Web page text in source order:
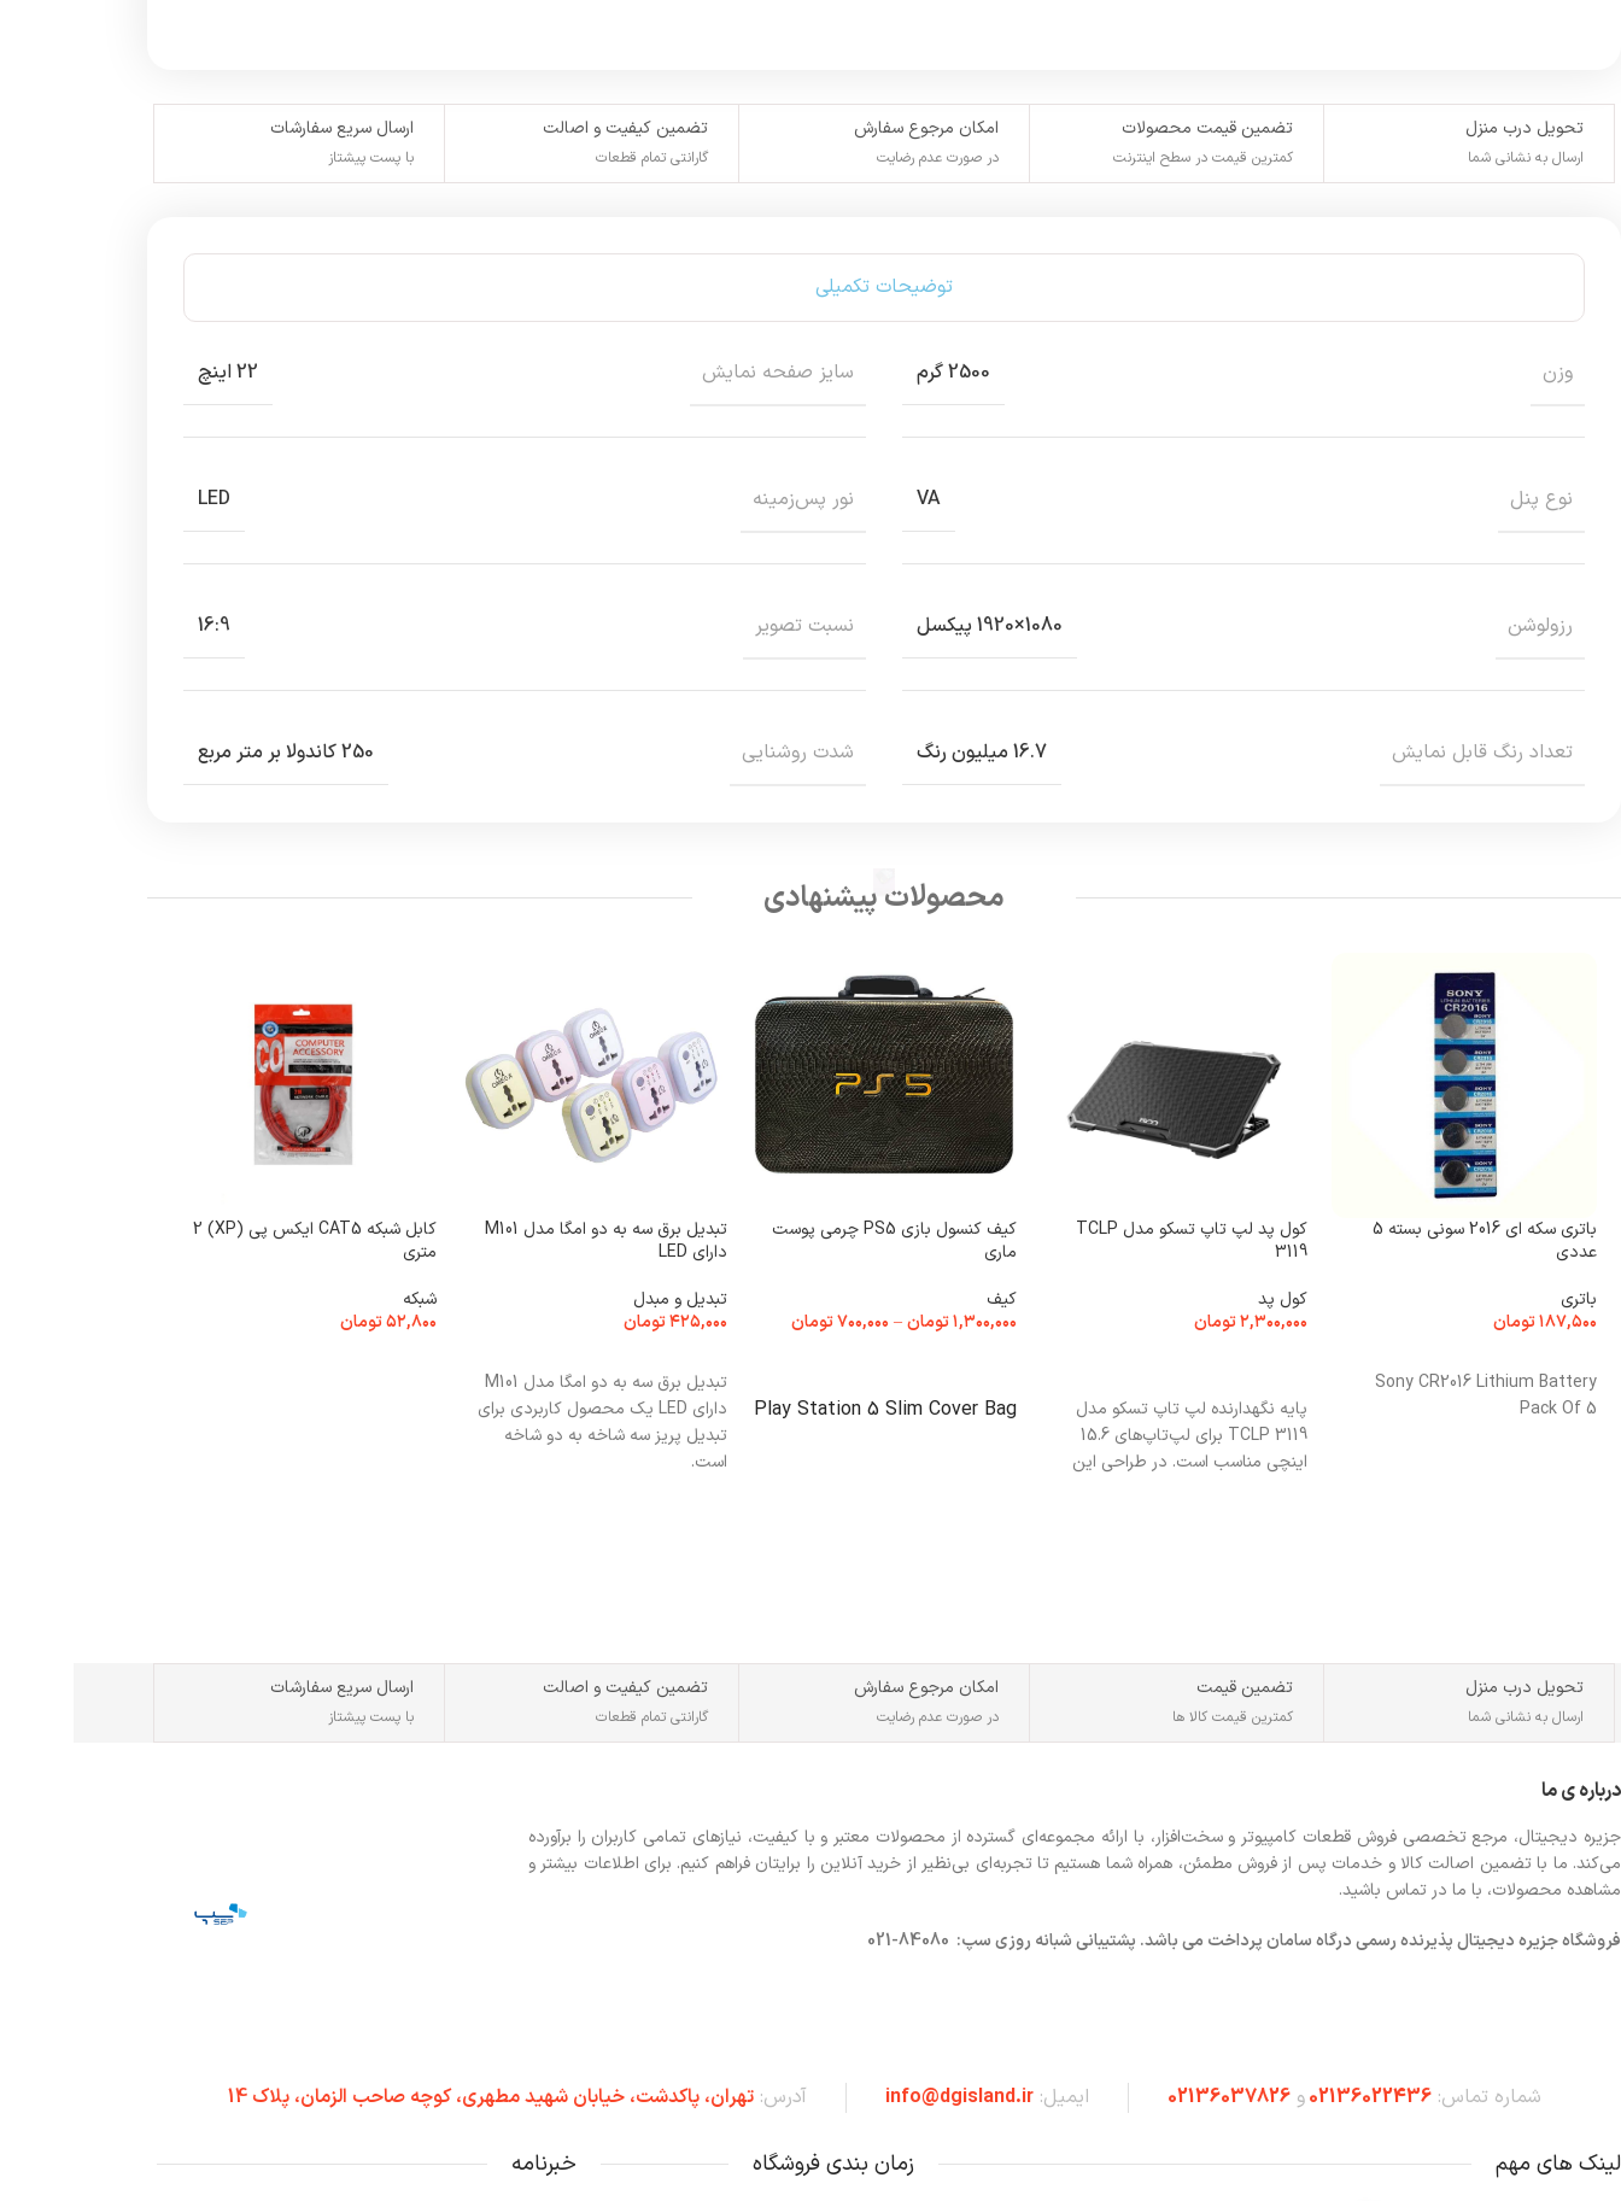
تحویل درب منزل
ارسال به نشانی شما
تضمین قیمت محصولات
کمترین قیمت در سطح اینترنت
امکان مرجوع سفارش
در صورت عدم رضایت
تضمین کیفیت و اصالت
گارانتی تمام قطعات
ارسال سریع سفارشات
با پست پیشتاز
توضیحات تکمیلی
وزن 2500 گرم سايز صفحه نمايش 22 اینچ
نوع پنل VA نور پس‌زمينه LED
رزولوشن 1080×1920 پیکسل نسبت تصوير 16:9
تعداد رنگ قابل نمايش 16.7 میلیون رنگ شدت روشنايي 250 کاندولا بر متر مربع
محصولات پیشنهادی
باتری سکه ای 2016 سونی بسته 5
عددی
باتری
۱۸۷,۵۰۰تومان
Sony CR2016 Lithium Battery
Pack Of 5
کول پد لپ تاپ تسکو مدل TCLP
3119
کول پد
۲,۳۰۰,۰۰۰تومان
پایه نگهدارنده لپ تاپ تسکو مدل
TCLP 3119 برای لپ‌تاپ‌های 15.6
اینچی مناسب است. در طراحی این
کیف کنسول بازی PS5 چرمی پوست
ماری
کیف
۱,۳۰۰,۰۰۰تومان – ۷۰۰,۰۰۰تومان
Play Station 5 Slim Cover Bag
تبدیل برق سه به دو امگا مدل M101
دارای LED
تبدیل و مبدل
۴۲۵,۰۰۰تومان
تبدیل برق سه به دو امگا مدل M101
دارای LED یک محصول کاربردی برای
تبدیل پریز سه شاخه به دو شاخه
است.
کابل شبکه CAT5 ایکس پی (XP) 2
متری
شبکه
۵۲,۸۰۰تومان
تحویل درب منزل
ارسال به نشانی شما
تضمین قیمت
کمترین قیمت کالا ها
امکان مرجوع سفارش
در صورت عدم رضایت
تضمین کیفیت و اصالت
گارانتی تمام قطعات
ارسال سریع سفارشات
با پست پیشتاز
درباره ی ما
جزیره دیجیتال، مرجع تخصصی فروش قطعات کامپیوتر و سخت‌افزار، با ارائه مجموعه‌ای گسترده از محصولات معتبر و با کیفیت، نیازهای تمامی کاربران را برآورده
می‌کند. ما با تضمین اصالت کالا و خدمات پس از فروش مطمئن، همراه شما هستیم تا تجربه‌ای بی‌نظیر از خرید آنلاین را برایتان فراهم کنیم. برای اطلاعات بیشتر و
مشاهده محصولات، با ما در تماس باشید.
فروشگاهجزیره دیجیتال پذیرنده رسمی درگاه سامان پرداخت می باشد. پشتیبانی شبانه روزی سپ: 84080-021
شماره تماس:02136022436و02136037826 ایمیل:info@dgisland.ir آدرس:تهران،‌ پاکدشت، خیابان شهید مطهری، کوچه صاحب الزمان، پلاک 14
لینک های مهم زمان بندی فروشگاه خبرنامه